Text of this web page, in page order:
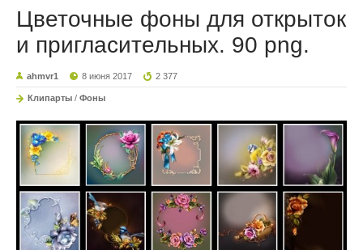
Цветочные фоны для открыток
и пригласительных. 90 png.
ahmvr1 8 июня 2017 2 377
Клипарты / Фоны